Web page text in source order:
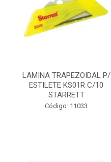
LAMINA TRAPEZOIDAL P/
ESTILETE KS01R C/10
STARRETT
Código: 11033